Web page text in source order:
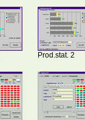
Prod.stat. 2